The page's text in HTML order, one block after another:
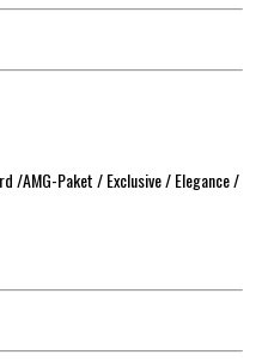
/AMG-Paket / Exclusive / Elegance /